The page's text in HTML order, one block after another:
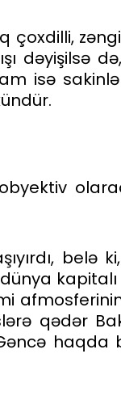
çoxdilli,
dəyişilsə
isə
belə
qədər
haqda